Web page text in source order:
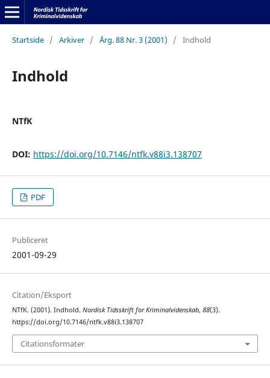
Startside / Arkiver / Årg. 88 Nr. 3 (2001) / Indhold
Indhold
NTfK
DOI: https://doi.org/10.7146/ntfk.v88i3.138707
PDF
Publiceret
2001-09-29
Citation/Eksport
NTfK. (2001). Indhold. Nordisk Tidsskrift for Kriminalvidenskab, 88(3).
https://doi.org/10.7146/ntfk.v88i3.138707
Citationsformater